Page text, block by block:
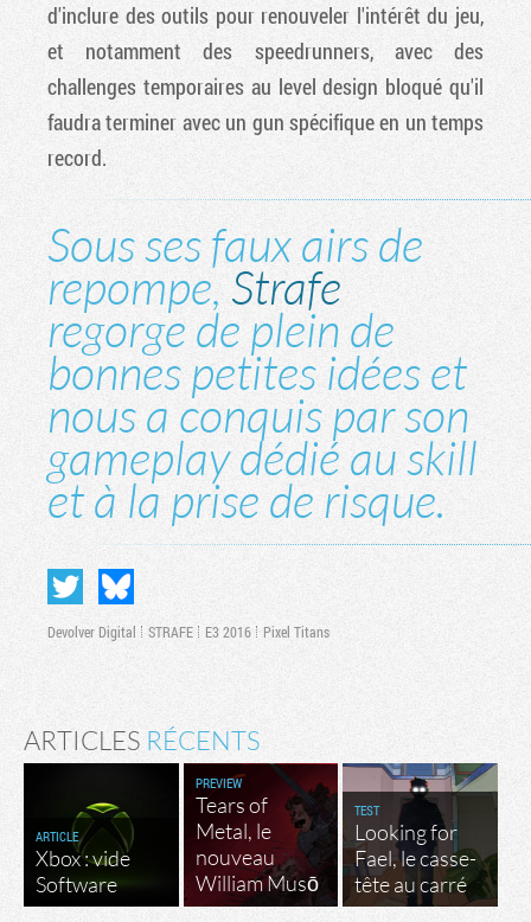
d'inclure des outils pour renouveler l'intérêt du jeu,
et notamment des speedrunners, avec des
challenges temporaires au level design bloqué qu'il
faudra terminer avec un gun spécifique en un temps
record.
Sous ses faux airs de
repompe, Strafe
regorge de plein de
bonnes petites idées et
nous a conquis par son
gameplay dédié au skill
et à la prise de risque.
Devolver Digital STRAFE E3 2016 Pixel Titans
ARTICLES RÉCENTS
ARTICLE
Xbox : vide
Software
PREVIEW
Tears of
Metal, le
nouveau
William Musō
TEST
Looking for
Fael, le casse-
tête au carré